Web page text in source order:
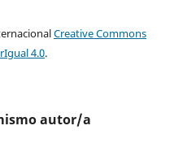
Creative Commons
4.0.
autor/a